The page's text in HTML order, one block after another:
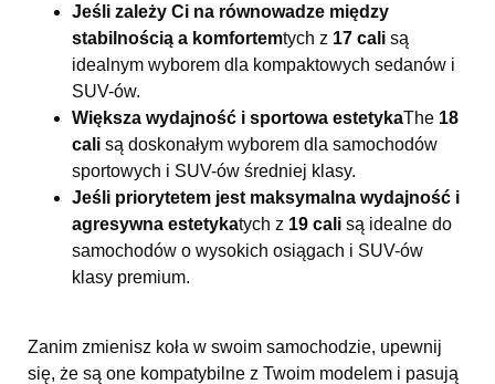
Jeśli zależy Ci na równowadze między
stabilnością a komfortemtych z 17 cali są
idealnym wyborem dla kompaktowych sedanów i
SUV-ów.
Większa wydajność i sportowa estetykaThe 18
cali są doskonałym wyborem dla samochodów
sportowych i SUV-ów średniej klasy.
Jeśli priorytetem jest maksymalna wydajność i
agresywna estetykatych z 19 cali są idealne do
samochodów o wysokich osiągach i SUV-ów
klasy premium.
Zanim zmienisz koła w swoim samochodzie, upewnij
się, że są one kompatybilne z Twoim modelem i pasują